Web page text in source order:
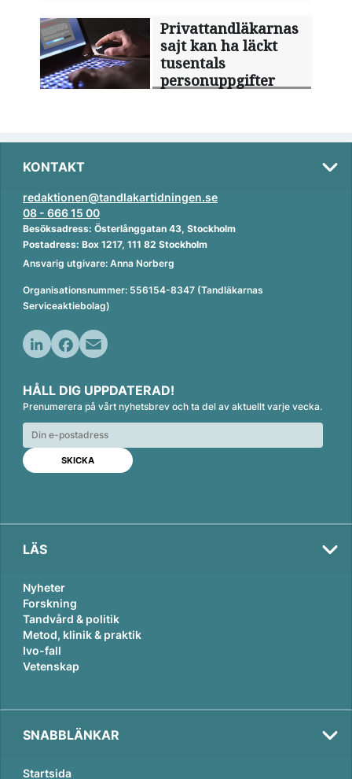
Privattandläkarnas
sajt kan ha läckt
tusentals
personuppgifter
KONTAKT
redaktionen@tandlakartidningen.se
08 - 666 15 00
Besöksadress: Österlånggatan 43, Stockholm
Postadress: Box 1217, 111 82 Stockholm
Ansvarig utgivare: Anna Norberg
Organisationsnummer: 556154-8347 (Tandläkarnas
Serviceaktiebolag)
n
k
e
d
n
c
e
b
o
o
k
a
i
l
HÅLL DIG UPPDATERAD!
Prenumerera på vårt nyhetsbrev och ta del av aktuellt varje vecka.
LÄS
Nyheter
Forskning
Tandvård & politik
Metod, klinik & praktik
Ivo-fall
Vetenskap
SNABBLÄNKAR
Startsida